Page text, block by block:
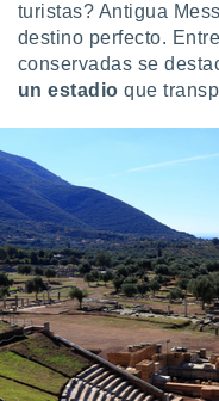
turistas? Antigua
destino perfecto.
conservadas se
un estadio que